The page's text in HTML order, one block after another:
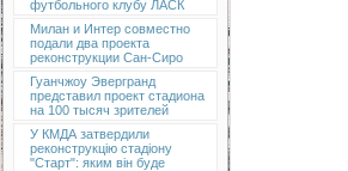
футбольного клубу ЛАСК
Милан и Интер совместно
подали два проекта
реконструкции Сан-Сиро
Гуанчжоу Эвергранд
представил проект стадиона
на 100 тысяч зрителей
У КМДА затвердили
реконструкцію стадіону
"Старт": яким він буде